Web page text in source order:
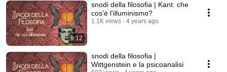
9:12
snodi della filosofia | Kant: che
cos'è l'illuminismo?
1.1K views 4 years ago
snodi della filosofia |
Wittgenstein e la psicoanalisi